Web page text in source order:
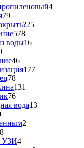
4
79
25
578
воды16
46
177
78
131
76
вода13
2
8
УЗИ4